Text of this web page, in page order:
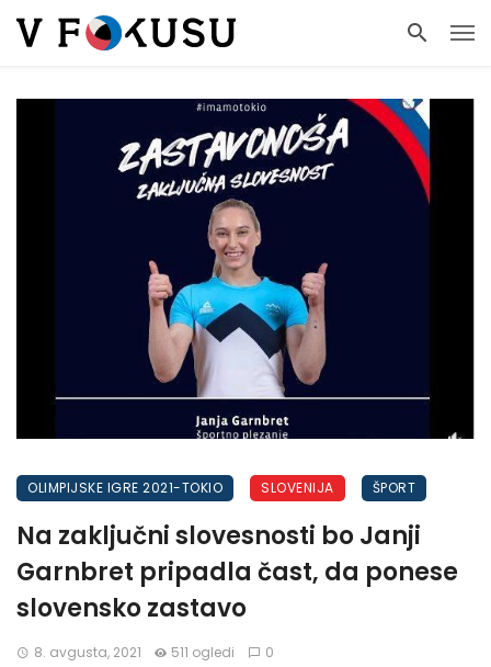
OLIMPIJSKE IGRE 2021-TOKIO SLOVENIJA ŠPORT
Na zaključni slovesnosti bo Janji
Garnbret pripadla čast, da ponese
slovensko zastavo
8. avgusta, 2021 511 ogledi 0